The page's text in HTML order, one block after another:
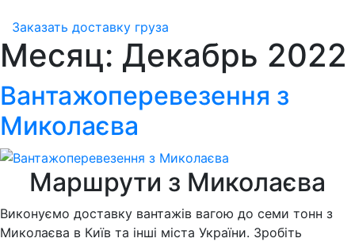
Заказать доставку груза
Месяц: Декабрь 2022
Вантажоперевезення з
Миколаєва
Маршрути з Миколаєва
Виконуємо доставку вантажів вагою до семи тонн з
Миколаєва в Київ та інші міста України. Зробіть